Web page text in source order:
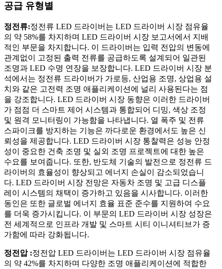
공급 유형별
정전류:정전류 LED 드라이버는 LED 드라이버 시장 점유율
의 약 58%를 차지하며 LED 드라이버 시장 보고서에서 지배
적인 부문을 차지합니다. 이 드라이버는 입력 전압의 변동에
관계없이 고정된 출력 전류를 공급하도록 설계되어 일관된
조명과 LED 수명 연장을 보장합니다. LED 드라이버 시장 분
석에서는 정전류 드라이버가 가로등, 산업용 조명, 상업용 설
치와 같은 고전력 조명 애플리케이션에 널리 사용된다는 점
을 강조합니다. LED 드라이버 시장 동향은 이러한 드라이버
가 점점 더 스마트 제어 시스템과 통합되어 디밍, 색상 조정
및 원격 모니터링이 가능함을 나타냅니다. 열 폭주 및 전류
스파이크를 방지하는 기능은 까다로운 환경에서도 높은 신
뢰성을 제공합니다. LED 드라이버 시장 통찰력은 성능 안정
성이 중요한 건축 조명 및 실외 조명 프로젝트에 대한 높은
수요를 보여줍니다. 또한, 반도체 기술의 발전으로 정전류 드
라이버의 효율성이 향상되고 에너지 손실이 감소되었습니
다. LED 드라이버 시장 전망은 자동차 조명 및 고급 디스플
레이 시스템의 채택이 증가하고 있음을 시사합니다. 이러한
동인은 또한 글로벌 에너지 효율 표준 준수를 지원하여 수요
를 더욱 증가시킵니다. 이 부문의 LED 드라이버 시장 성장은
전 세계적으로 인프라 개발 및 스마트 시티 이니셔티브가 증
가함에 따라 강화됩니다.
정전압 :정전압 LED 드라이버는 LED 드라이버 시장 점유율
의 약 42%를 차지하며 다양한 조명 애플리케이션에 적합한